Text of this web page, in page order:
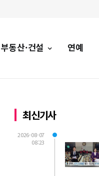
부동산·건설 연예
최신기사
2026-08-07
08:23